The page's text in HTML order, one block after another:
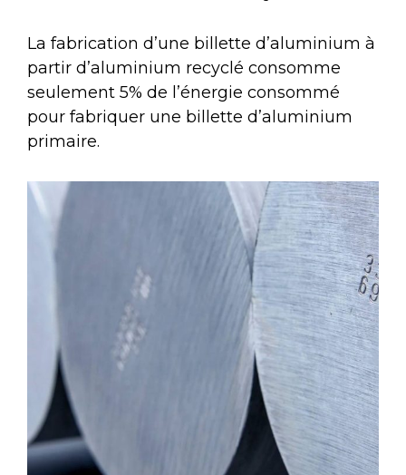
La fabrication d’une billette d’aluminium à
partir d’aluminium recyclé consomme
seulement 5% de l’énergie consommé
pour fabriquer une billette d’aluminium
primaire.